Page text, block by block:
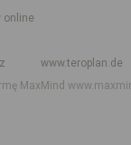
online
www.teroplan.de
MaxMind